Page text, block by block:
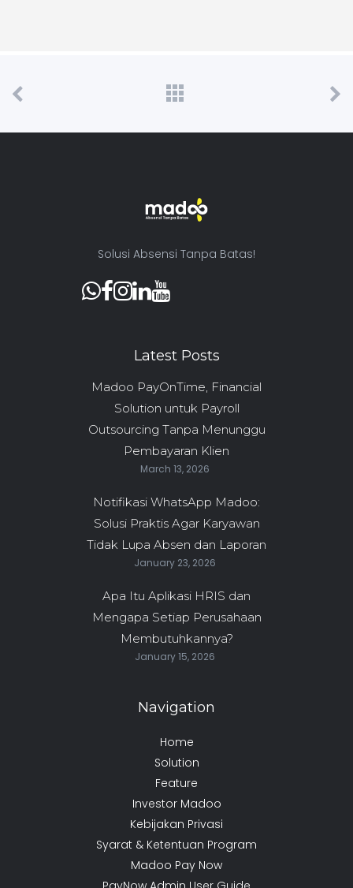
Solusi Absensi Tanpa Batas!
Latest Posts
Madoo PayOnTime, Financial
Solution untuk Payroll
Outsourcing Tanpa Menunggu
Pembayaran Klien
March 13, 2026
Notifikasi WhatsApp Madoo:
Solusi Praktis Agar Karyawan
Tidak Lupa Absen dan Laporan
January 23, 2026
Apa Itu Aplikasi HRIS dan
Mengapa Setiap Perusahaan
Membutuhkannya?
January 15, 2026
Navigation
Home
Solution
Feature
Investor Madoo
Kebijakan Privasi
Syarat & Ketentuan Program
Madoo Pay Now